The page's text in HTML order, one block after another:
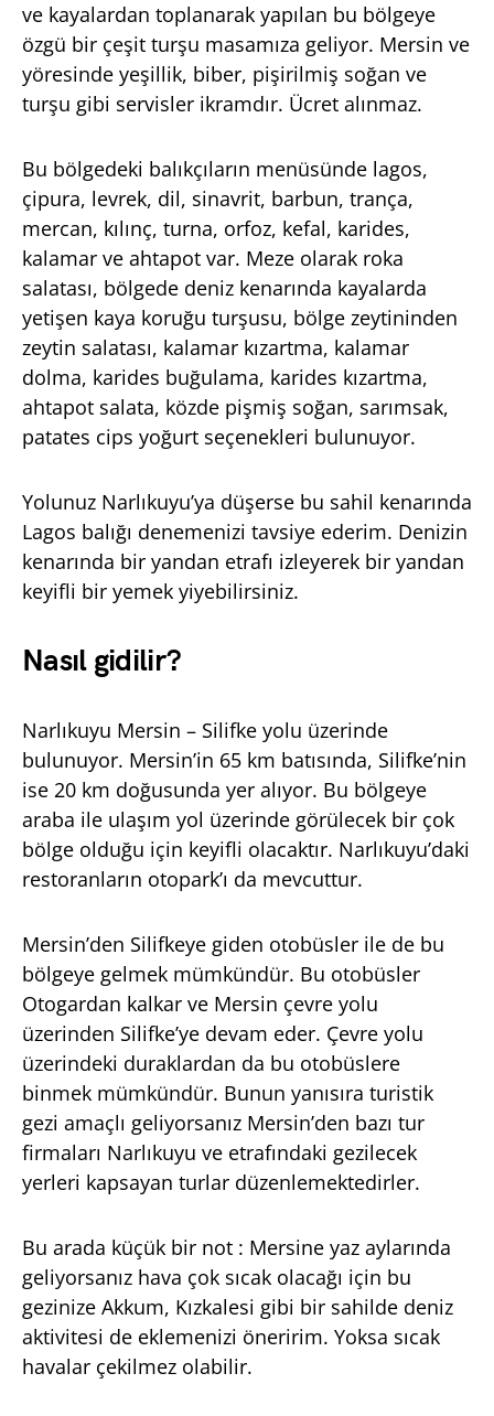
ve kayalardan toplanarak yapılan bu bölgeye
özgü bir çeşit turşu masamıza geliyor. Mersin ve
yöresinde yeşillik, biber, pişirilmiş soğan ve
turşu gibi servisler ikramdır. Ücret alınmaz.
Bu bölgedeki balıkçıların menüsünde lagos,
çipura, levrek, dil, sinavrit, barbun, trança,
mercan, kılınç, turna, orfoz, kefal, karides,
kalamar ve ahtapot var. Meze olarak roka
salatası, bölgede deniz kenarında kayalarda
yetişen kaya koruğu turşusu, bölge zeytininden
zeytin salatası, kalamar kızartma, kalamar
dolma, karides buğulama, karides kızartma,
ahtapot salata, közde pişmiş soğan, sarımsak,
patates cips yoğurt seçenekleri bulunuyor.
Yolunuz Narlıkuyu’ya düşerse bu sahil kenarında
Lagos balığı denemenizi tavsiye ederim. Denizin
kenarında bir yandan etrafı izleyerek bir yandan
keyifli bir yemek yiyebilirsiniz.
Nasıl gidilir?
Narlıkuyu Mersin – Silifke yolu üzerinde
bulunuyor. Mersin’in 65 km batısında, Silifke’nin
ise 20 km doğusunda yer alıyor. Bu bölgeye
araba ile ulaşım yol üzerinde görülecek bir çok
bölge olduğu için keyifli olacaktır. Narlıkuyu’daki
restoranların otopark’ı da mevcuttur.
Mersin’den Silifkeye giden otobüsler ile de bu
bölgeye gelmek mümkündür. Bu otobüsler
Otogardan kalkar ve Mersin çevre yolu
üzerinden Silifke’ye devam eder. Çevre yolu
üzerindeki duraklardan da bu otobüslere
binmek mümkündür. Bunun yanısıra turistik
gezi amaçlı geliyorsanız Mersin’den bazı tur
firmaları Narlıkuyu ve etrafındaki gezilecek
yerleri kapsayan turlar düzenlemektedirler.
Bu arada küçük bir not : Mersine yaz aylarında
geliyorsanız hava çok sıcak olacağı için bu
gezinize Akkum, Kızkalesi gibi bir sahilde deniz
aktivitesi de eklemenizi öneririm. Yoksa sıcak
havalar çekilmez olabilir.